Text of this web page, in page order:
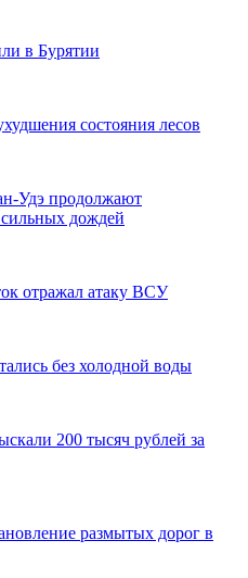
в Бурятии
состояния лесов
Удэ продолжают
сильных дождей
отражал атаку ВСУ
без холодной воды
200 тысяч рублей за
размытых дорог в